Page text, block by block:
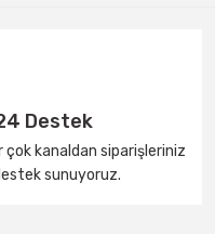
Destek
çok kanaldan siparişleriniz
sunuyoruz.